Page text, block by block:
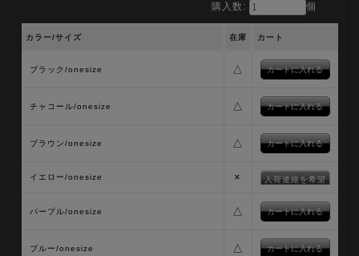
購入数: 個
カラー/サイズ 在庫 カート
ブラック/onesize △
チャコール/onesize △
ブラウン/onesize △
イエロー/onesize × 入荷連絡を希望
パープル/onesize △
ブルー/onesize △